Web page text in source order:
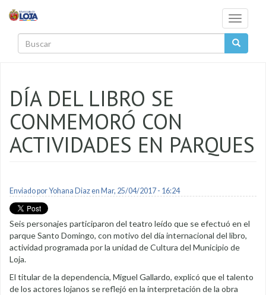
Toggle
DÍA DEL LIBRO SE
CONMEMORÓ CON
ACTIVIDADES EN PARQUES
Enviado porYohana Diazen Mar, 25/04/2017 - 16:24
Seis personajes participaron del teatro leído que se efectuó en el
parque Santo Domingo, con motivo del día internacional del libro,
actividad programada por la unidad de Cultura del Municipio de
Loja.
El titular de la dependencia, Miguel Gallardo, explicó que el talento
de los actores lojanos se reflejó en la interpretación de la obra